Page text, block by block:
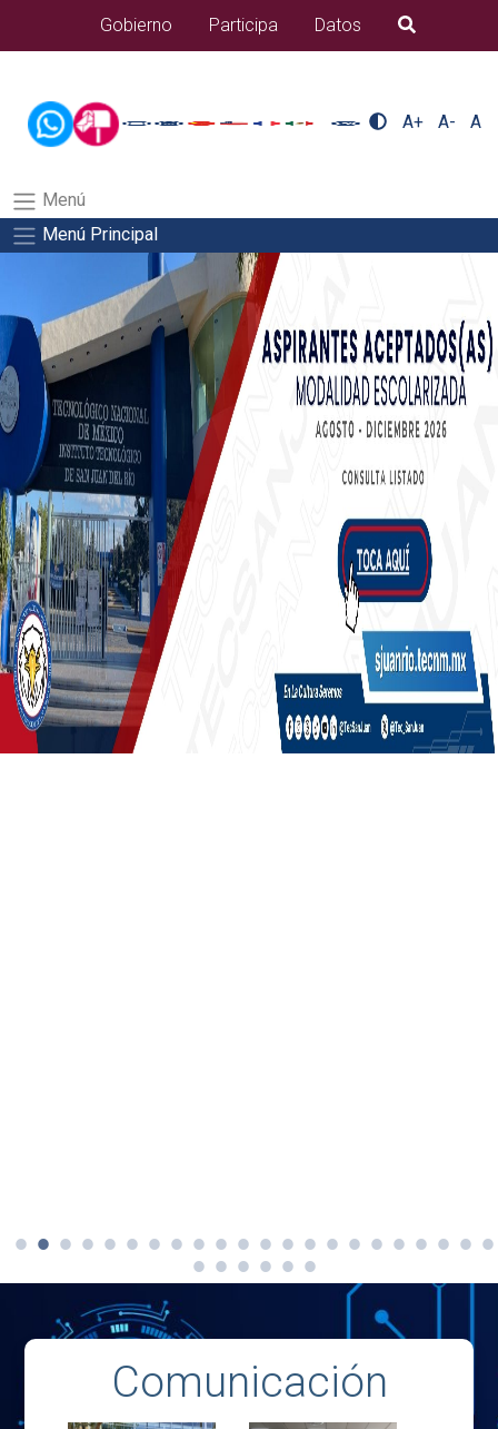
alumnos/titulacionSalida del comando:
Gobierno Participa Datos B�squeda
A+ A- A
Menú
Menú Principal
Comunicación